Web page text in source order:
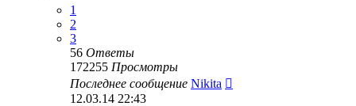
1
2
3
56 Ответы
172255 Просмотры
Последнее сообщение Nikita
12.03.14 22:43